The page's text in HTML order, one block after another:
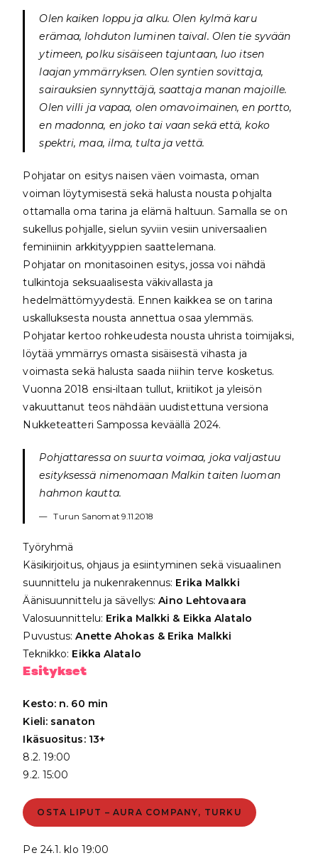
Olen kaiken loppu ja alku. Olen kylmä karu
erämaa, lohduton luminen taival. Olen tie syvään
ytimeen, polku sisäiseen tajuntaan, luo itsen
laajan ymmärryksen. Olen syntien sovittaja,
sairauksien synnyttäjä, saattaja manan majoille.
Olen villi ja vapaa, olen omavoimainen, en portto,
en madonna, en joko tai vaan sekä että, koko
spektri, maa, ilma, tulta ja vettä.
Pohjatar on esitys naisen väen voimasta, oman
voiman löytymisestä sekä halusta nousta pohjalta
ottamalla oma tarina ja elämä haltuun. Samalla se on
sukellus pohjalle, sielun syviin vesiin universaalien
feminiinin arkkityyppien saattelemana.
Pohjatar on monitasoinen esitys, jossa voi nähdä
tulkintoja seksuaalisesta väkivallasta ja
hedelmättömyydestä. Ennen kaikkea se on tarina
uskalluksesta nousta annettua osaa ylemmäs.
Pohjatar kertoo rohkeudesta nousta uhrista toimijaksi,
löytää ymmärrys omasta sisäisestä vihasta ja
voimasta sekä halusta saada niihin terve kosketus.
Vuonna 2018 ensi-iltaan tullut, kriitikot ja yleisön
vakuuttanut teos nähdään uudistettuna versiona
Nukketeatteri Sampossa keväällä 2024.
Pohjattaressa on suurta voimaa, joka valjastuu
esityksessä nimenomaan Malkin taiten luoman
hahmon kautta.
Turun Sanomat 9.11.2018
Työryhmä
Käsikirjoitus, ohjaus ja esiintyminen sekä visuaalinen
suunnittelu ja nukenrakennus: Erika Malkki
Äänisuunnittelu ja sävellys:Aino Lehtovaara
Valosuunnittelu: Erika Malkki & Eikka Alatalo
Puvustus:Anette Ahokas & Erika Malkki
Teknikko: Eikka Alatalo
Esitykset
Kesto: n. 60 min
Kieli: sanaton
Ikäsuositus: 13+
8.2. 19:00
9.2. 15:00
OSTA LIPUT – AURA COMPANY, TURKU
Pe 24.1. klo 19:00